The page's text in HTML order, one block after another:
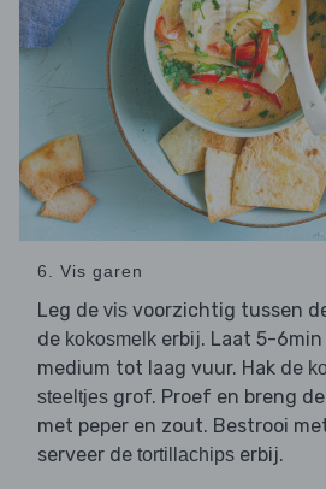
6. Vis garen
Leg de vis voorzichtig tussen
de kokosmelk erbij. Laat 5-
medium tot laag vuur. Hak de
steeltjes grof. Proef en breng de
met peper en zout. Bestrooi
serveer de tortillachips erbij.